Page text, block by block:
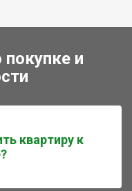
и
квартиру к